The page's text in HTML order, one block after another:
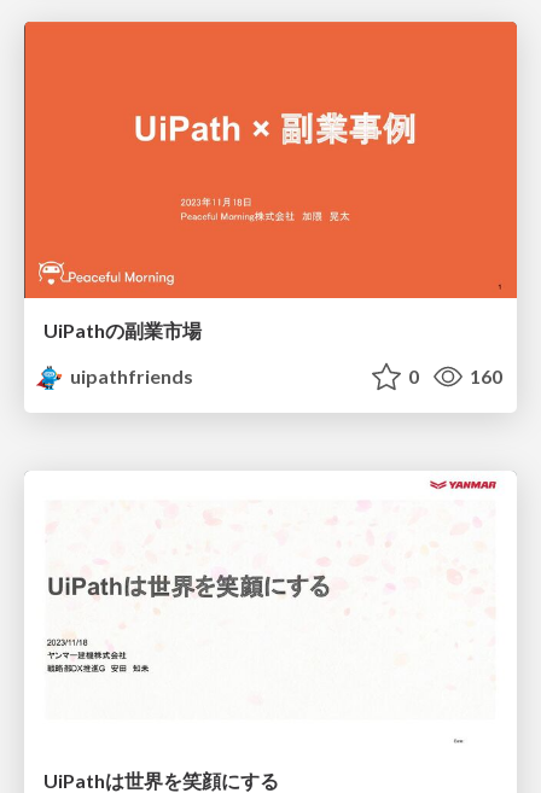
UiPathの副業市場
uipathfriends
0 160
UiPathは世界を笑顔にする